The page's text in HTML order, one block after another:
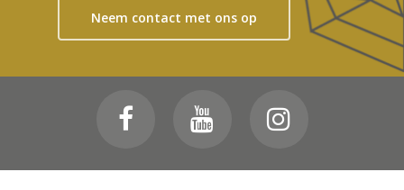
Neem contact met ons op